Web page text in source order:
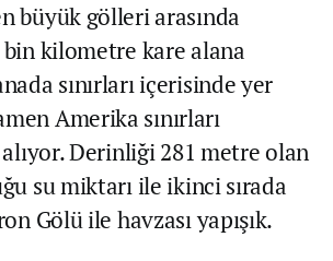
büyük gölleri arasında
kilometre kare alana
sınırları içerisinde yer
Amerika sınırları
Derinliği 281 metre olan
su miktarı ile ikinci sırada
Gölü ile havzası yapışık.